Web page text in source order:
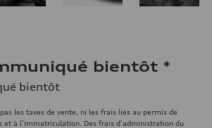
bientôt *
bientôt
les taxes de vente, ni les frais liés au permis de
et à l’immatriculation. Des frais d’administration du